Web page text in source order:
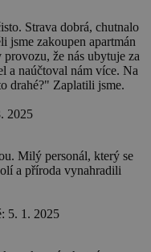
Strava dobrá, chutnalo
jsme zakoupen apartmán
že nás ubytuje za
a naúčtoval nám více. Na
drahé?" Zaplatili jsme.
2025
Milý personál, který se
a příroda vynahradili
5. 1. 2025